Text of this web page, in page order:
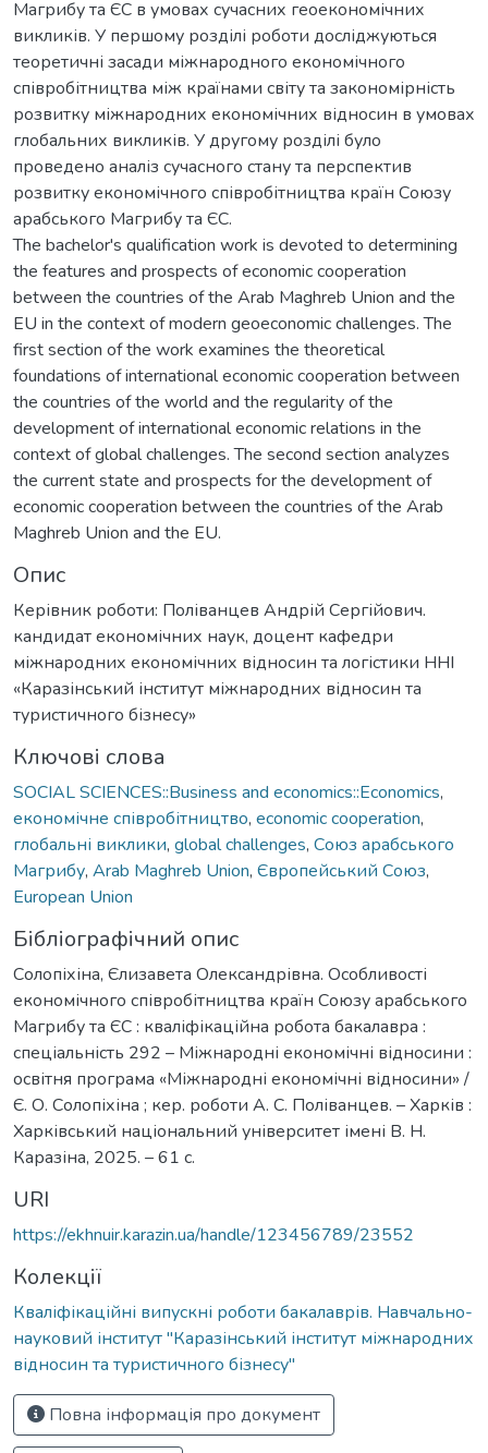
Магрибу та ЄС в умовах сучасних геоекономічних
викликів. У першому розділі роботи досліджуються
теоретичні засади міжнародного економічного
співробітництва між країнами світу та закономірність
розвитку міжнародних економічних відносин в умовах
глобальних викликів. У другому розділі було
проведено аналіз сучасного стану та перспектив
розвитку економічного співробітництва країн Союзу
арабського Магрибу та ЄС.
The bachelor's qualification work is devoted to determining
the features and prospects of economic cooperation
between the countries of the Arab Maghreb Union and the
EU in the context of modern geoeconomic challenges. The
first section of the work examines the theoretical
foundations of international economic cooperation between
the countries of the world and the regularity of the
development of international economic relations in the
context of global challenges. The second section analyzes
the current state and prospects for the development of
economic cooperation between the countries of the Arab
Maghreb Union and the EU.
Опис
Керівник роботи: Поліванцев Андрій Сергійович.
кандидат економічних наук, доцент кафедри
міжнародних економічних відносин та логістики ННІ
«Каразінський інститут міжнародних відносин та
туристичного бізнесу»
Ключові слова
SOCIAL SCIENCES::Business and economics::Economics,
економічне співробітництво, economic cooperation,
глобальні виклики, global challenges, Союз арабського
Магрибу, Arab Maghreb Union, Європейський Союз,
European Union
Бібліографічний опис
Солопіхіна, Єлизавета Олександрівна. Особливості
економічного співробітництва країн Союзу арабського
Магрибу та ЄС : кваліфікаційна робота бакалавра :
спеціальність 292 – Міжнародні економічні відносини :
освітня програма «Міжнародні економічні відносини» /
Є. О. Солопіхіна ; кер. роботи А. С. Поліванцев. – Харків :
Харківський національний університет імені В. Н.
Каразіна, 2025. – 61 с.
URI
https://ekhnuir.karazin.ua/handle/123456789/23552
Колекції
Кваліфікаційні випускні роботи бакалаврів. Навчально-
науковий інститут "Каразінський інститут міжнародних
відносин та туристичного бізнесу"
Повна інформація про документ